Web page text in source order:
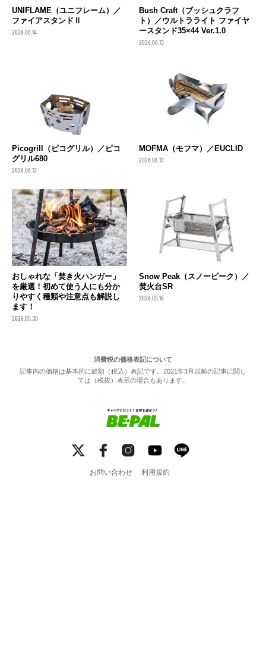
UNIFLAME（ユニフレーム）／
ファイアスタンドⅡ
2026.06.14
Bush Craft（ブッシュクラフ
ト）／ウルトラライト ファイヤ
ースタンド35×44 Ver.1.0
2026.06.13
Picogrill（ピコグリル）／ピコ
グリル680
2026.06.13
MOFMA（モフマ）／EUCLID
2026.06.13
おしゃれな「焚き火ハンガー」
を厳選！初めて使う人にも分か
りやすく種類や注意点も解説し
ます！
2026.05.30
Snow Peak（スノーピーク）／
焚火台SR
2026.05.16
消費税の価格表記について
記事内の価格は基本的に総額（税込）表記です。2021年3月以前の記事に関し
ては（税抜）表示の場合もあります。
お問い合わせ 利用規約